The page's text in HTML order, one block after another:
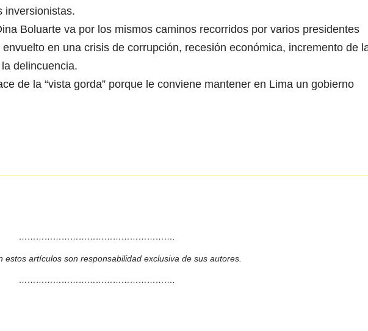
inversionistas.
Boluarte va por los mismos caminos recorridos por varios presidentes
en una crisis de corrupción, recesión económica, incremento de
delincuencia.
de la “vista gorda” porque le conviene mantener en Lima un gobierno
……………………………………………….
estos artículos son responsabilidad exclusiva de sus autores.
……………………………………………….